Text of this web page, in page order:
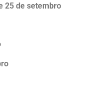
25 de setembro